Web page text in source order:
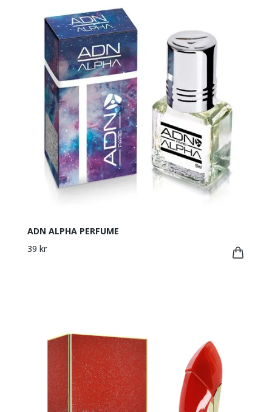
ADN ALPHA PERFUME
39 kr